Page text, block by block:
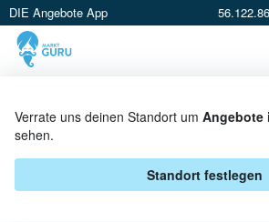
DIE Angebote App
Verrate uns deinen Standort um Angebote
sehen.
Standort festlegen
SNICKERS BEI EDEKA -
ANGEBOTE & AKTIONEN